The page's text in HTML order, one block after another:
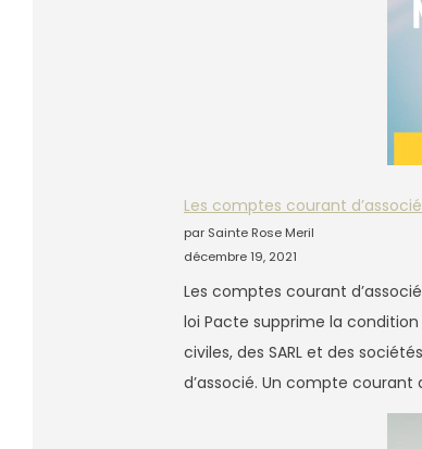
Les comptes courant
par Sainte Rose Meril
décembre 19, 2021
Les comptes courant
loi Pacte supprime la
civiles, des SARL et des
d’associé. Un compte courant